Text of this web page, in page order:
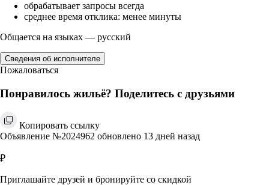
обрабатывает запросы всегда
среднее время отклика: менее минуты
Общается на языках — русский
Сведения об исполнителе
Пожаловаться
Понравилось жильё? Поделитесь с друзьями
Копировать ссылку
Объявление №2024962 обновлено 13 дней назад
₽
Приглашайте друзей и бронируйте со скидкой